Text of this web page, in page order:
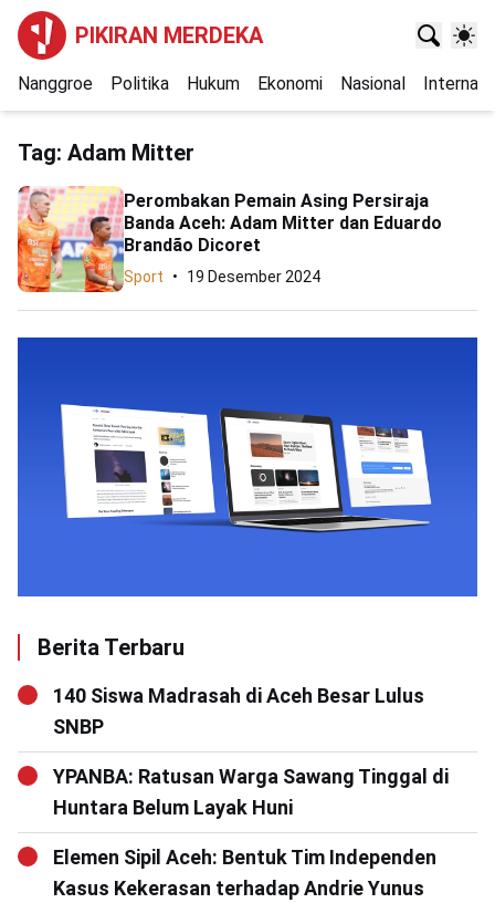
PIKIRAN MERDEKA
Nanggroe Politika Hukum Ekonomi Nasional
Tag: Adam Mitter
Perombakan Pemain Asing Persiraja
Banda Aceh: Adam Mitter dan Eduardo
Brandão Dicoret
Sport 19 Desember 2024
Berita Terbaru
140 Siswa Madrasah di Aceh Besar Lulus
SNBP
YPANBA: Ratusan Warga Sawang Tinggal di
Huntara Belum Layak Huni
Elemen Sipil Aceh: Bentuk Tim Independen
Kasus Kekerasan terhadap Andrie Yunus